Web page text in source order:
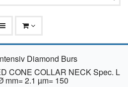
Diamond Burs
CONE COLLAR NECK Spec. L
mm= 2.1 µm= 150